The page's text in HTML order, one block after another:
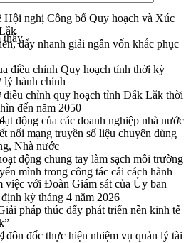
Hội nghị Công bố Quy hoạch và Xúc
đẩy nhanh giải ngân vốn khắc phục
điều chỉnh Quy hoạch tỉnh thời kỳ
điều chỉnh quy hoạch tỉnh Đắk Lắk thời
đến năm 2050
động của các doanh nghiệp nhà nước
nối mạng truyền số liệu chuyên dùng
Nhà nước
động chung tay làm sạch môi trường
mình trong công tác cải cách hành
kỳ tháng 4 năm 2026
pháp thúc đẩy phát triển nền kinh tế
đôn đốc thực hiện nhiệm vụ quản lý tài
thấy
hành chính
với Đoàn Giám sát của Ủy ban